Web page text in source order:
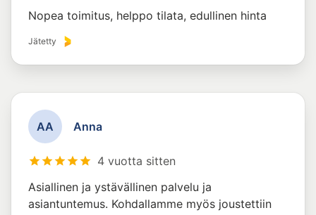
Nopea toimitus, helppo tilata, edullinen hinta
Jätetty
AA Anna
4 vuotta sitten
Asiallinen ja ystävällinen palvelu ja
asiantuntemus. Kohdallamme myös joustettiin